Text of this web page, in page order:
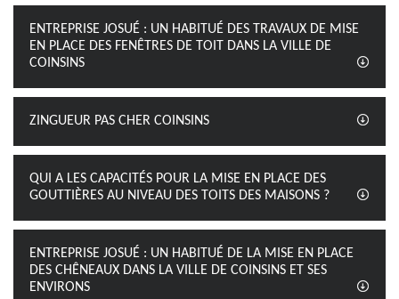
ENTREPRISE JOSUÉ : UN HABITUÉ DES TRAVAUX DE MISE
EN PLACE DES FENÊTRES DE TOIT DANS LA VILLE DE
COINSINS
ZINGUEUR PAS CHER COINSINS
QUI A LES CAPACITÉS POUR LA MISE EN PLACE DES
GOUTTIÈRES AU NIVEAU DES TOITS DES MAISONS ?
ENTREPRISE JOSUÉ : UN HABITUÉ DE LA MISE EN PLACE
DES CHÊNEAUX DANS LA VILLE DE COINSINS ET SES
ENVIRONS